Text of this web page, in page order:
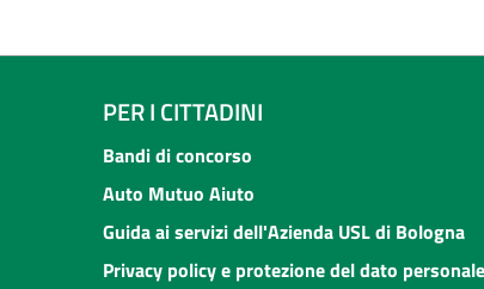
PER I CITTADINI
Bandi di concorso
Auto Mutuo Aiuto
Guida ai servizi dell'Azienda USL di Bologna
Privacy policy e protezione del dato personale